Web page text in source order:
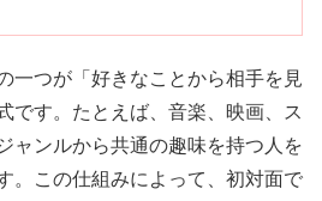
一つが「好きなことから相手を見
です。たとえば、音楽、映画、ス
ャンルから共通の趣味を持つ人を
。この仕組みによって、初対面で